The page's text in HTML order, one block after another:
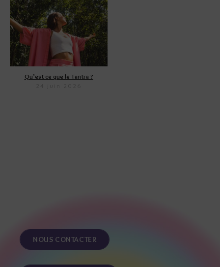
Qu’est-ce que le Tantra ?
NOUS CONTACTER